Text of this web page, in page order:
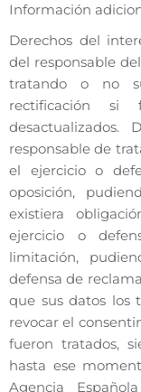
Información
Derechos del
del responsable
tratando o no
rectificación si
desactualizados.
responsable de
el ejercicio o
oposición,
existiera
ejercicio o
limitación,
defensa de
que sus datos los
revocar el
fueron tratados,
hasta ese
Agencia